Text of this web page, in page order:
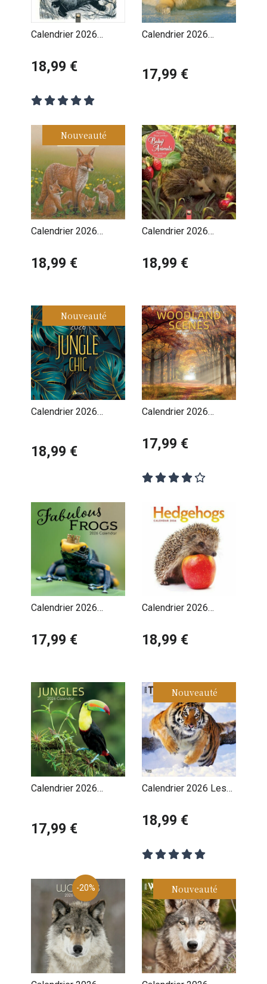
Calendrier 2026
Truefitt-Baker
18,99 €
Calendrier 2026
17,99 €
Nouveauté
Calendrier 2026
de la Forêt Robert
18,99 €
Calendrier 2026
Animaux Sauvages
18,99 €
Nouveauté
Calendrier 2026
18,99 €
Calendrier 2026
17,99 €
Calendrier 2026
Fabuleuses
17,99 €
Calendrier 2026
18,99 €
Calendrier 2026
17,99 €
Nouveauté
Calendrier 2026 Les
Tigres
18,99 €
-20% Nouveauté